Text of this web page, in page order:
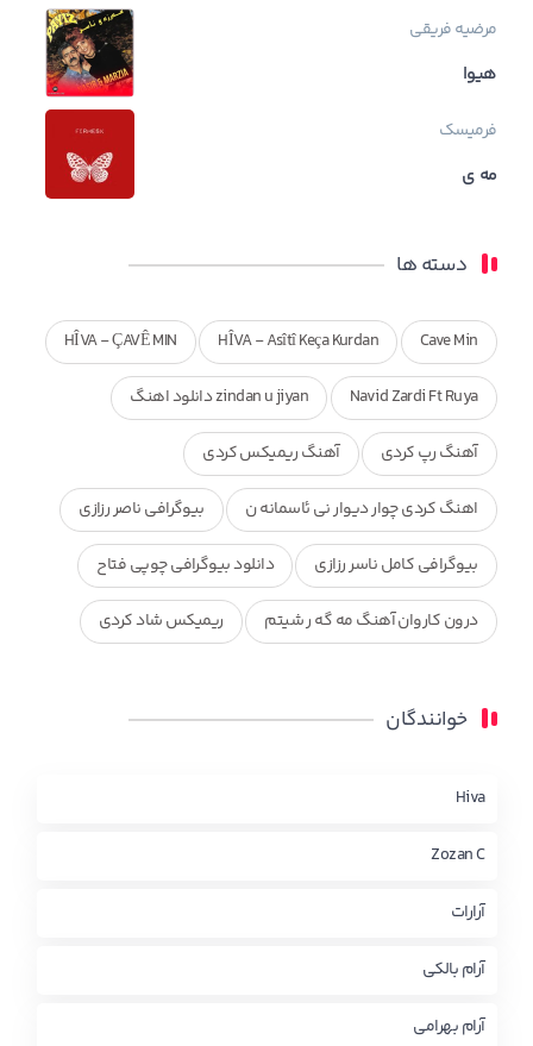
مرضیه فریقی
هیوا
فرمیسک
مه ی
دسته ها
Cave Min
HÎVA - Asîtî Keça Kurdan
HÎVA - ÇAVÊ MIN
Navid Zardi Ft Ruya zindan u jiyan دانلود اهنگ
آهنگ رپ کردی آهنگ ریمیکس کردی
اهنگ کردی چوار دیوار نی ئاسمانه ن بیوگرافی ناصر رزازی
بیوگرافی کامل ناسر رزازی دانلود بیوگرافی چوپی فتاح
درون کاروان آهنگ مه گه ر شیتم ریمیکس شاد کردی
محمد جزا
چاو من
خوانندگان
Hiva
Zozan C
آرارات
آرام بالکی
آرام بهرامی